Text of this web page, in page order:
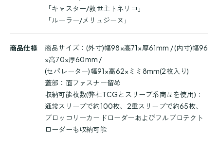
「キャスター/救世主トネリコ」
「ルーラー/メリュジーヌ」
商品仕様
商品サイズ：(外寸)幅98×高71×厚61mm / (内寸)幅96
×高70×厚60mm /
(セパレーター)幅91×高62×ミミ8mm(2枚入り)
蓋部：面ファスナー留め
収納可能枚数(弊社TCGとスリーブ系商品を使用)：
通常スリーブで約100枚、2重スリーブで約65枚、
ブロッコリーカードローダーおよびフルプロテクト
ローダーも収納可能